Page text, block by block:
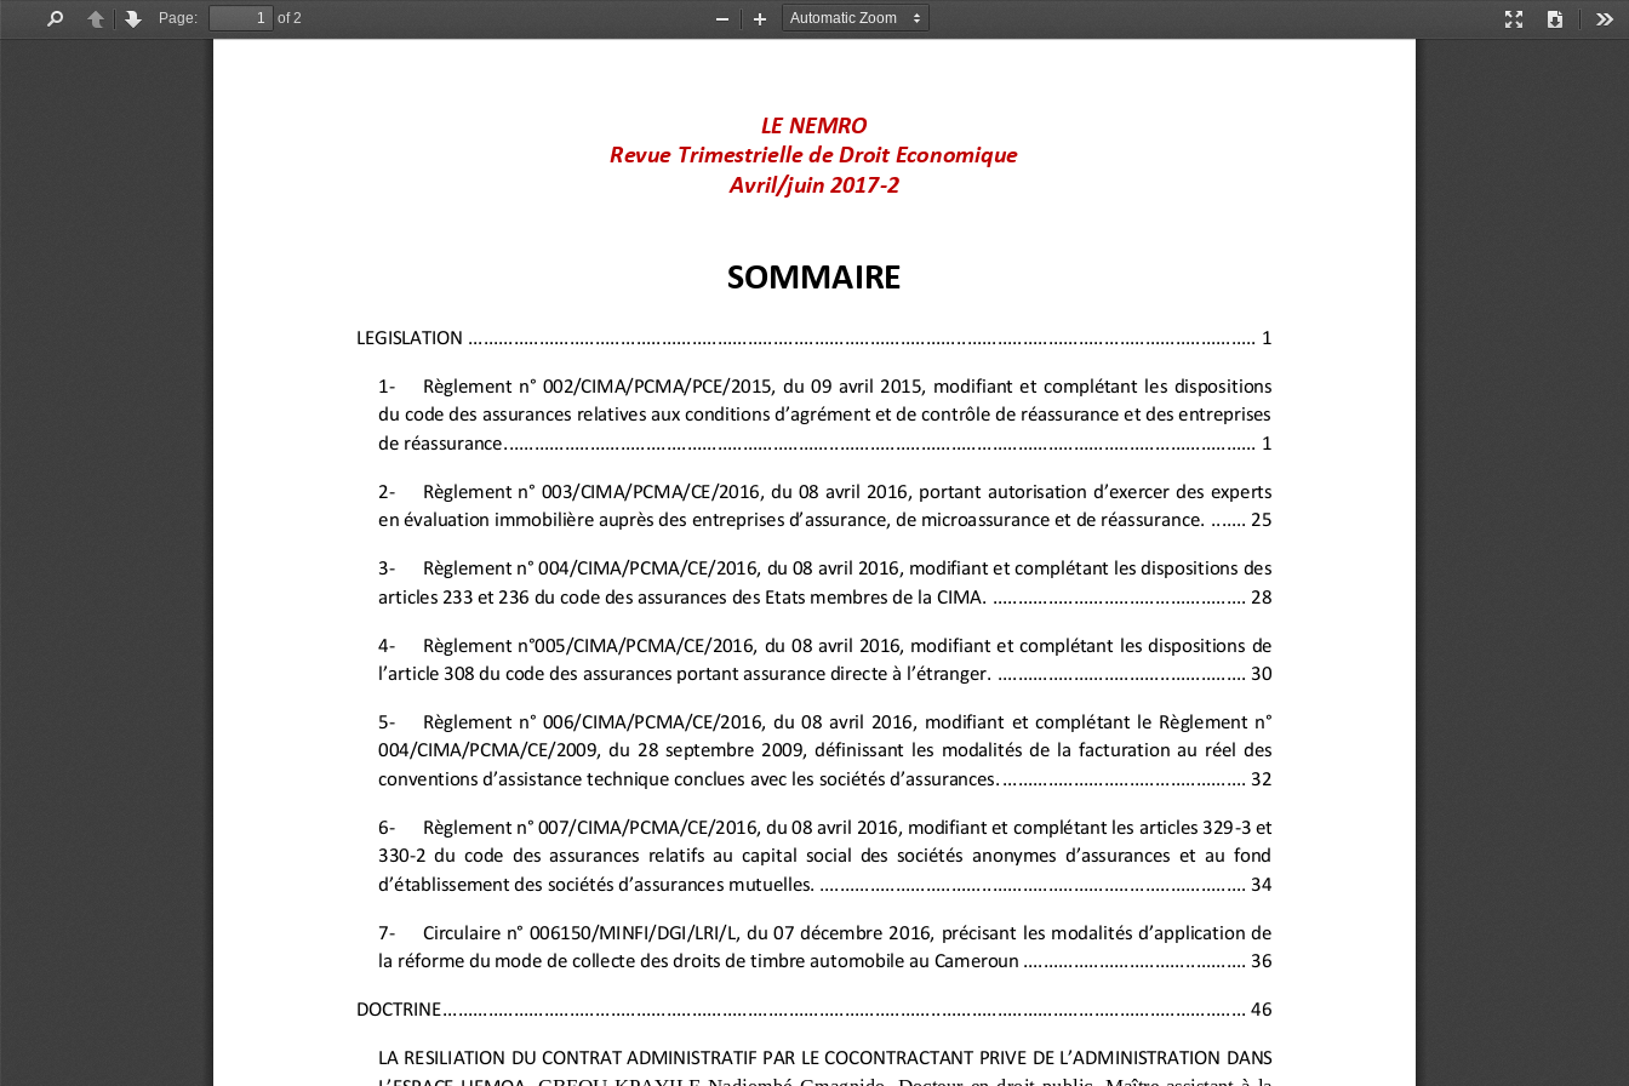
PreviousNext
Page:
of 2
Presentation
Download
Zoom
Zoom
LE NEMRO
Revue Trimestrielle de Droit Economique
Avril/juin 2017-2
SOMMAIRE
LEGISLATION ........................................................................................................................................................... 1
1- Règlement  n°  002/CIMA/PCMA/PCE/2015,  du  09  avril  2015,  modifiant  et  complétant  les  dispositions
du code des assurances relatives aux conditions d’agrément et de contrôle de réassurance et des entreprises
de réassurance.................................................................................................................................................... 1
2- Règlement  n°  003/CIMA/PCMA/CE/2016,  du  08  avril  2016,  portant  autorisation  d’exercer  des  experts
en évaluation immobilière auprès des entreprises d’assurance, de microassurance et de réassurance. ....... 25
3- Règlement n° 004/CIMA/PCMA/CE/2016, du 08 avril 2016, modifiant et complétant les dispositions des
articles 233 et 236 du code des assurances des Etats membres de la CIMA. .................................................. 28
4- Règlement  n°005/CIMA/PCMA/CE/2016,  du  08  avril  2016, modifiant  et  complétant  les  dispositions  de
l’article 308 du code des assurances portant assurance directe à l’étranger. ................................................. 30
5- Règlement  n°  006/CIMA/PCMA/CE/2016,  du  08  avril  2016,  modifiant  et  complétant  le  Règlement  n°
004/CIMA/PCMA/CE/2009,  du  28  septembre  2009,  définissant  les  modalités  de  la  facturation  au  réel  des
conventions d’assistance technique conclues avec les sociétés d’assurances. ................................................ 32
6- Règlement n° 007/CIMA/PCMA/CE/2016, du 08 avril 2016, modifiant et complétant les articles 329-3 et
330-2  du  code  des  assurances  relatifs  au  capital  social  des  sociétés  anonymes  d’assurances  et  au  fond
d’établissement des sociétés d’assurances mutuelles. .................................................................................... 34
7-
Circulaire  n°  006150/MINFI/DGI/LRI/L,  du  07  décembre  2016,  précisant  les  modalités  d’application  de
la réforme du mode de collecte des droits de timbre automobile au Cameroun ............................................ 36
DOCTRINE.............................................................................................................................................................. 46
LA RESILIATION DU CONTRAT ADMINISTRATIF PAR LE COCONTRACTANT PRIVE DE L’ADMINISTRATION DANS